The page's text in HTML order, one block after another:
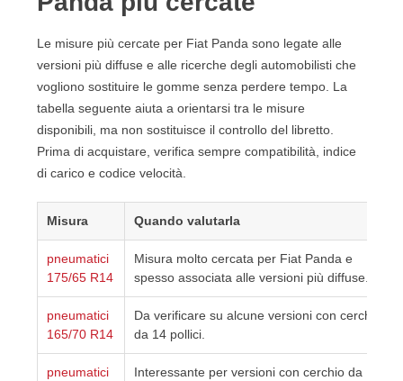
Le misure più cercate per Fiat Panda sono legate alle
versioni più diffuse e alle ricerche degli automobilisti che
vogliono sostituire le gomme senza perdere tempo. La
tabella seguente aiuta a orientarsi tra le misure
disponibili, ma non sostituisce il controllo del libretto.
Prima di acquistare, verifica sempre compatibilità, indice
di carico e codice velocità.
Misura Quando valutarla
pneumatici
175/65 R14
Misura molto cercata per Fiat Panda e
spesso associata alle versioni più diffuse.
pneumatici
165/70 R14
Da verificare su alcune versioni con cerchio
da 14 pollici.
pneumatici
Interessante per versioni con cerchio da 15